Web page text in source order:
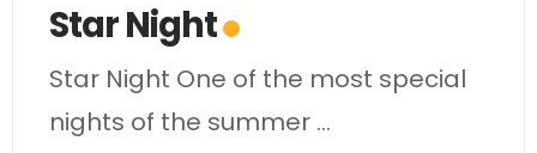
Star Night
Star Night One of the most special
nights of the summer ...